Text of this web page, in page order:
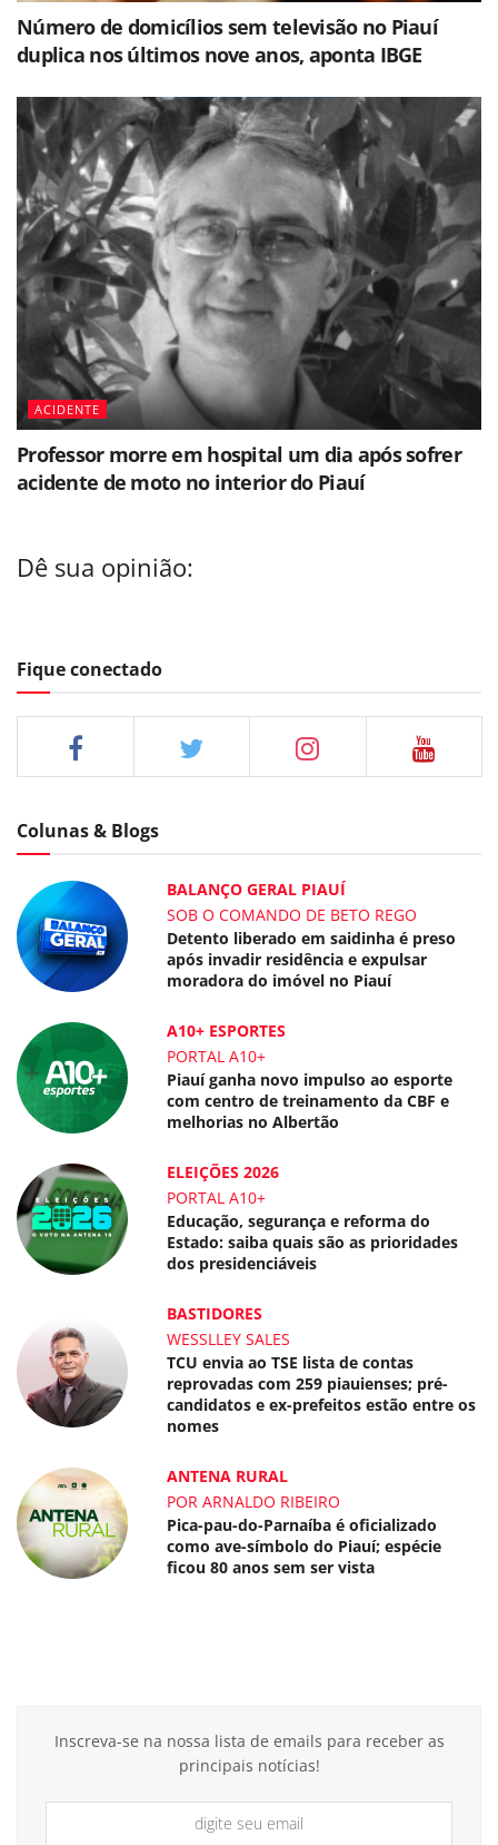
Número de domicílios sem televisão no Piauí
duplica nos últimos nove anos, aponta IBGE
ACIDENTE
Professor morre em hospital um dia após sofrer
acidente de moto no interior do Piauí
Dê sua opinião:
Fique conectado
Colunas & Blogs
BALANÇO GERAL PIAUÍ
SOB O COMANDO DE BETO REGO
Detento liberado em saidinha é preso
após invadir residência e expulsar
moradora do imóvel no Piauí
A10+ ESPORTES
PORTAL A10+
Piauí ganha novo impulso ao esporte
com centro de treinamento da CBF e
melhorias no Albertão
ELEIÇÕES 2026
PORTAL A10+
Educação, segurança e reforma do
Estado: saiba quais são as prioridades
dos presidenciáveis
BASTIDORES
WESSLLEY SALES
TCU envia ao TSE lista de contas
reprovadas com 259 piauienses; pré-
candidatos e ex-prefeitos estão entre os
nomes
ANTENA RURAL
POR ARNALDO RIBEIRO
Pica-pau-do-Parnaíba é oficializado
como ave-símbolo do Piauí; espécie
ficou 80 anos sem ser vista
Inscreva-se na nossa lista de emails para receber as
principais notícias!